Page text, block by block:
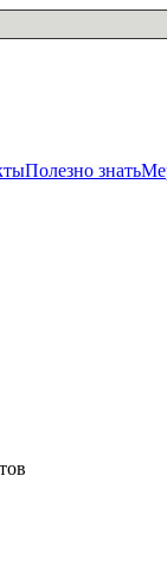
Полезно знать